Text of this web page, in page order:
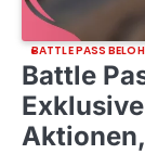
BATTLE PASS
Battle